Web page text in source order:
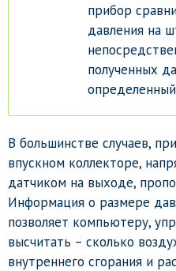
прибор
давления на
полученных
определенный
В большинстве случаев,
впускном коллекторе,
датчиком на выходе,
Информация о размере
позволяет компьютеру,
высчитать – сколько
внутреннего сгорания и